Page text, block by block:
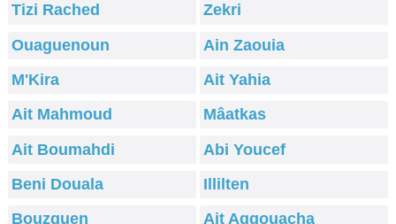
Tizi Rached
Zekri
Ouaguenoun
Ain Zaouia
M'Kira
Ait Yahia
Ait Mahmoud
Mâatkas
Ait Boumahdi
Abi Youcef
Beni Douala
Illilten
Bouzguen
Ait Aggouacha